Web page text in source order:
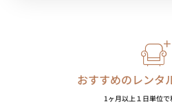
おすすめのレンタ
1ヶ月以上１日単位で